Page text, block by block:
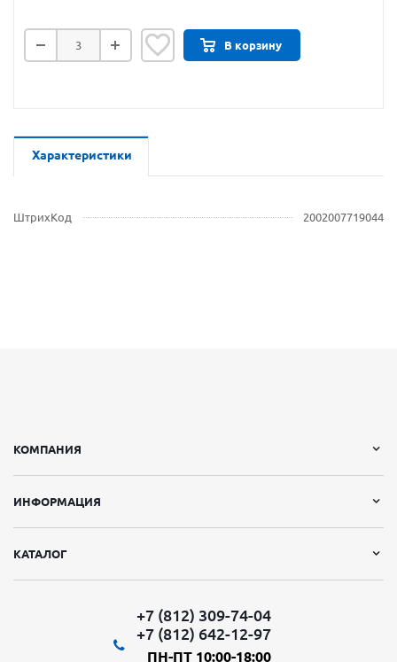
В корзину
Характеристики
ШтрихКод 2002007719044
КОМПАНИЯ
ИНФОРМАЦИЯ
КАТАЛОГ
+7 (812) 309-74-04
+7 (812) 642-12-97
ПН-ПТ 10:00-18:00